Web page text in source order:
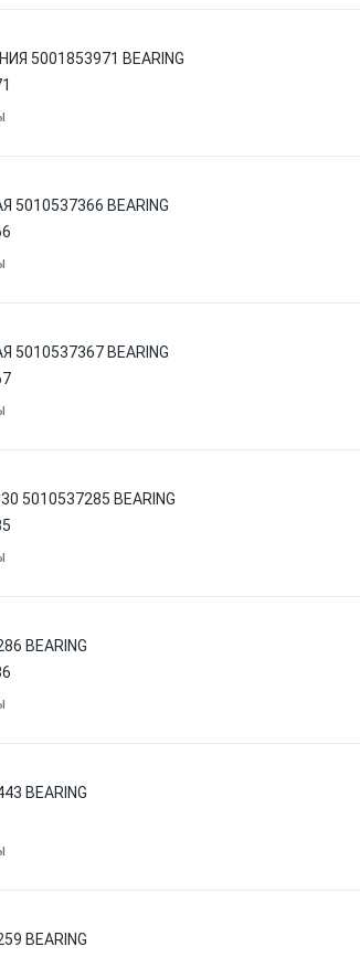
5001853971 BEARING
BEARING
BEARING
5010537285 BEARING
BEARING
BEARING
BEARING